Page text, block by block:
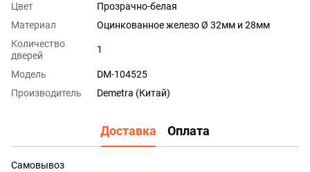
Цвет
Прозрачно-белая
Материал
Оцинкованное железо Ø 32мм и 28мм
Количество
дверей
1
Модель
DM-104525
Производитель
Demetra (Китай)
Доставка Оплата
Самовывоз